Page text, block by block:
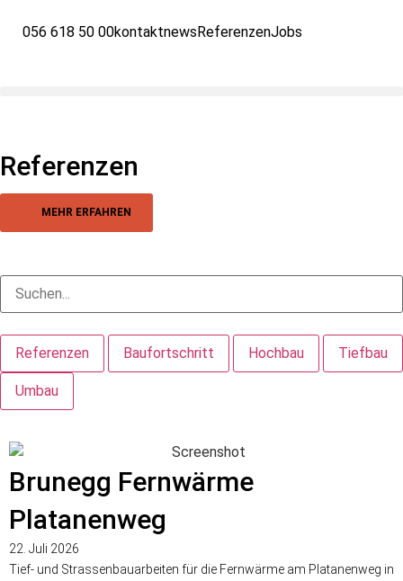
056 618 50 00kontaktnewsReferenzenJobs
Referenzen
MEHR ERFAHREN
Referenzen Baufortschritt Hochbau Tiefbau
Umbau
Brunegg Fernwärme
Platanenweg
22. Juli 2026
Tief- und Strassenbauarbeiten für die Fernwärme am Platanenweg in